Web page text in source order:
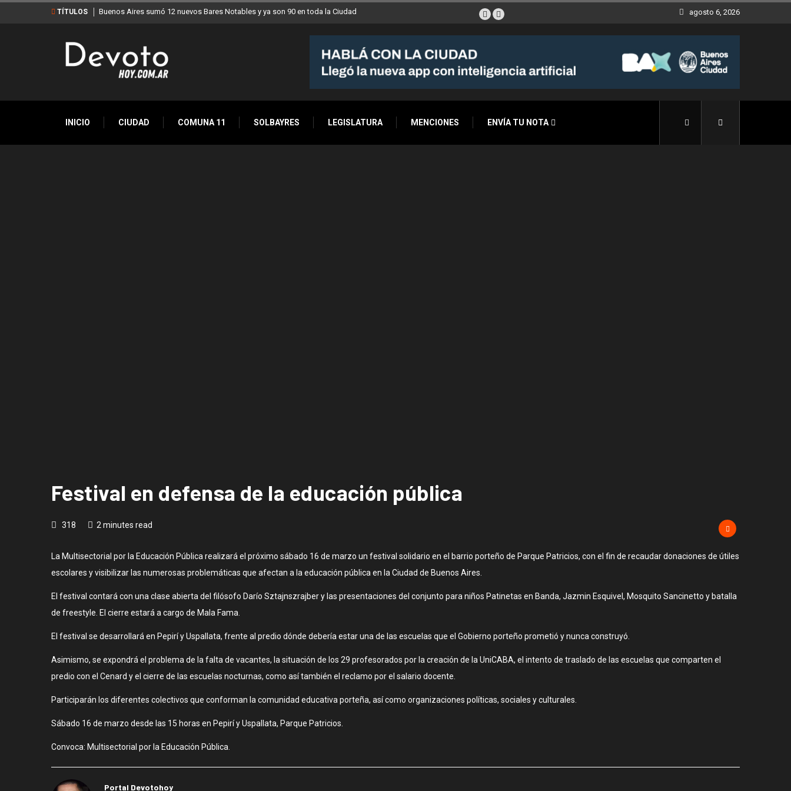
TÍTULOS Buenos Aires sumó 12 nuevos Bares Notables y ya son 90 en toda la Ciudad agosto 6, 2026
INICIO CIUDAD COMUNA 11 SOLBAYRES LEGISLATURA MENCIONES ENVÍA TU NOTA
Festival en defensa de la educación pública
318 2 minutes read
La Multisectorial por la Educación Pública realizará el próximo sábado 16 de marzo un festival solidario en el barrio porteño de Parque Patricios, con el fin de recaudar donaciones de útiles
escolares y visibilizar las numerosas problemáticas que afectan a la educación pública en la Ciudad de Buenos Aires.
El festival contará con una clase abierta del filósofo Darío Sztajnszrajber y las presentaciones del conjunto para niños Patinetas en Banda, Jazmin Esquivel, Mosquito Sancinetto y batalla
de freestyle. El cierre estará a cargo de Mala Fama.
El festival se desarrollará en Pepirí y Uspallata, frente al predio dónde debería estar una de las escuelas que el Gobierno porteño prometió y nunca construyó.
Asimismo, se expondrá el problema de la falta de vacantes, la situación de los 29 profesorados por la creación de la UniCABA, el intento de traslado de las escuelas que comparten el
predio con el Cenard y el cierre de las escuelas nocturnas, como así también el reclamo por el salario docente.
Participarán los diferentes colectivos que conforman la comunidad educativa porteña, así como organizaciones políticas, sociales y culturales.
Sábado 16 de marzo desde las 15 horas en Pepirí y Uspallata, Parque Patricios.
Convoca: Multisectorial por la Educación Pública.
Portal Devotohoy